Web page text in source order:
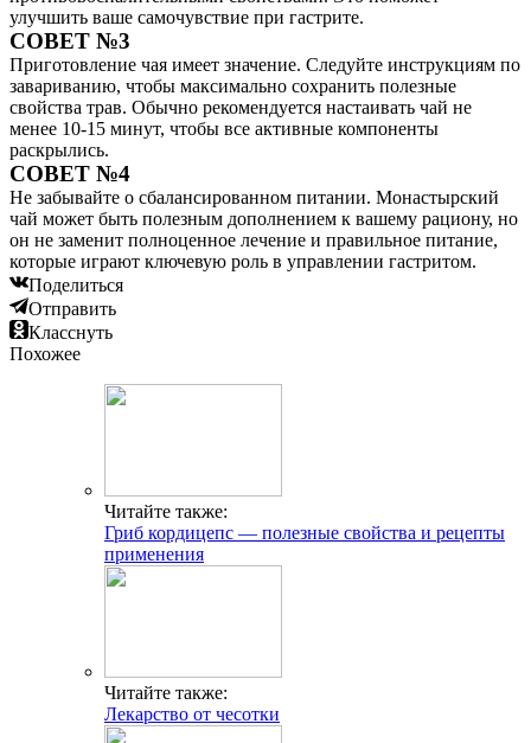
улучшить ваше самочувствие при гастрите.
СОВЕТ №3
Приготовление чая имеет значение. Следуйте инструкциям по
завариванию, чтобы максимально сохранить полезные
свойства трав. Обычно рекомендуется настаивать чай не
менее 10-15 минут, чтобы все активные компоненты
раскрылись.
СОВЕТ №4
Не забывайте о сбалансированном питании. Монастырский
чай может быть полезным дополнением к вашему рациону, но
он не заменит полноценное лечение и правильное питание,
которые играют ключевую роль в управлении гастритом.
Поделиться
Отправить
Класснуть
Похожее
Читайте также:
Гриб кордицепс — полезные свойства и рецепты
применения
Читайте также:
Лекарство от чесотки